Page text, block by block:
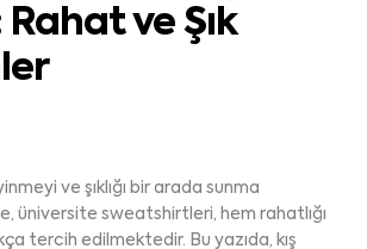
Rahat ve Şık
ve şıklığı bir arada sunma
üniversite sweatshirtleri, hem rahatlığı
tercih edilmektedir. Bu yazıda, kış